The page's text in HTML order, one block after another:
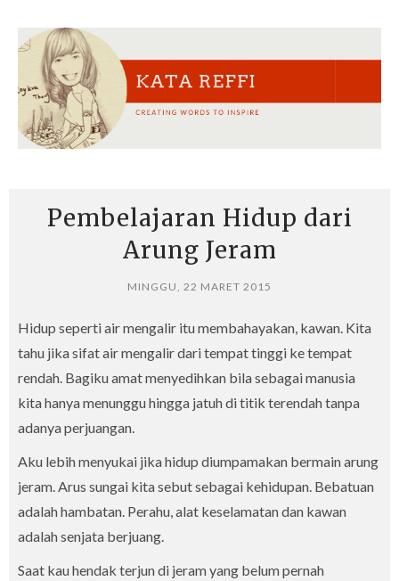
Pembelajaran Hidup dari
Arung Jeram
MINGGU, 22 MARET 2015
Hidup seperti air mengalir itu membahayakan, kawan. Kita
tahu jika sifat air mengalir dari tempat tinggi ke tempat
rendah. Bagiku amat menyedihkan bila sebagai manusia
kita hanya menunggu hingga jatuh di titik terendah tanpa
adanya perjuangan.
Aku lebih menyukai jika hidup diumpamakan bermain arung
jeram. Arus sungai kita sebut sebagai kehidupan. Bebatuan
adalah hambatan. Perahu, alat keselamatan dan kawan
adalah senjata berjuang.
Saat kau hendak terjun di jeram yang belum pernah